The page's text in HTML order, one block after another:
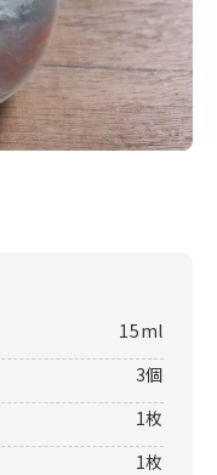
15ml
3個
1枚
1枚